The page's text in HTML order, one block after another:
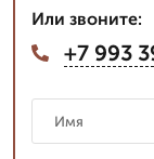
Или звоните:
+7 993